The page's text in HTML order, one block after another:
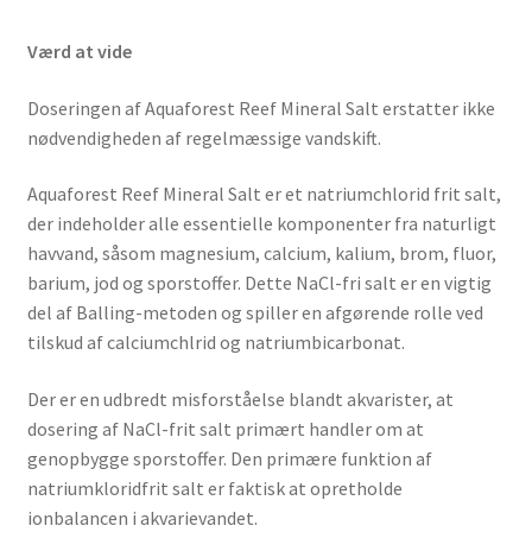
Værd at vide
Doseringen af Aquaforest Reef Mineral Salt erstatter ikke
nødvendigheden af regelmæssige vandskift.
Aquaforest Reef Mineral Salt er et natriumchlorid frit salt,
der indeholder alle essentielle komponenter fra naturligt
havvand, såsom magnesium, calcium, kalium, brom, fluor,
barium, jod og sporstoffer. Dette NaCl-fri salt er en vigtig
del af Balling-metoden og spiller en afgørende rolle ved
tilskud af calciumchlrid og natriumbicarbonat.
Der er en udbredt misforståelse blandt akvarister, at
dosering af NaCl-frit salt primært handler om at
genopbygge sporstoffer. Den primære funktion af
natriumkloridfrit salt er faktisk at opretholde
ionbalancen i akvarievandet.